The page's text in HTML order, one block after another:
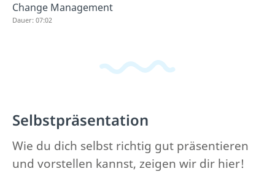
Change Management
Dauer: 07:02
Selbstpräsentation
Wie du dich selbst richtig gut präsentieren
und vorstellen kannst, zeigen wir dir hier!